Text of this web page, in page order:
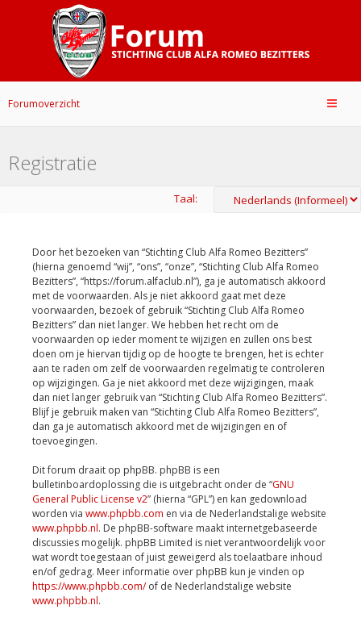
Forumoverzicht
Registratie
Taal:
Door het bezoeken van “Stichting Club Alfa Romeo Bezitters”
(hierna genoemd “wij”, “ons”, “onze”, “Stichting Club Alfa Romeo
Bezitters”, “https://forum.alfaclub.nl”), ga je automatisch akkoord
met de voorwaarden. Als je niet akkoord gaat met deze
voorwaarden, bezoek of gebruik “Stichting Club Alfa Romeo
Bezitters” dan niet langer. We hebben het recht om de
voorwaarden op ieder moment te wijzigen en zullen ons best
doen om je hiervan tijdig op de hoogte te brengen, het is echter
aan te raden om zelf de voorwaarden regelmatig te controleren
op wijzigingen. Ga je niet akkoord met deze wijzigingen, maak
dan niet langer gebruik van “Stichting Club Alfa Romeo Bezitters”.
Blijf je gebruik maken van “Stichting Club Alfa Romeo Bezitters”,
dan ga je automatisch akkoord met de wijzigingen en of
toevoegingen.
Dit forum draait op phpBB. phpBB is een
bulletinboardoplossing die is uitgebracht onder de “GNU
General Public License v2” (hierna “GPL”) en kan gedownload
worden via www.phpbb.com en via de Nederlandstalige website
www.phpbb.nl. De phpBB-software maakt internetgebaseerde
discussies mogelijk. phpBB Limited is niet verantwoordelijk voor
wat wordt toegestaan of juist geweigerd als toelaatbare inhoud
en/of gedrag. Meer informatie over phpBB kun je vinden op
https://www.phpbb.com/of de Nederlandstalige website
www.phpbb.nl.